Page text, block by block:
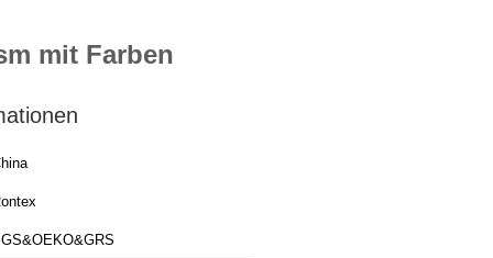
mit Farben